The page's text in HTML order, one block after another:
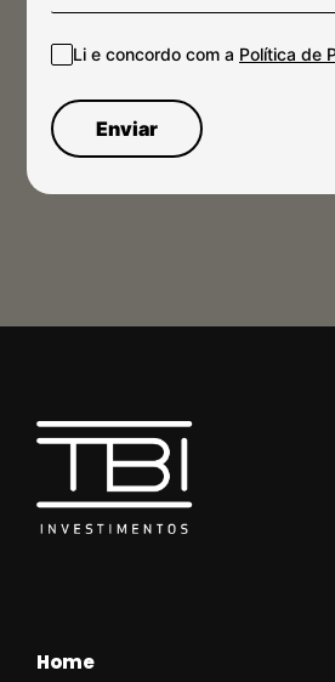
Li e concordo com a Política de
Home